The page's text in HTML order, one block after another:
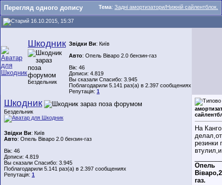
Тема: Задні амортизатори/Нижній сайлентблок.
Перегляд одного допису
16.10.2015, 15:37
Шкодник
Бездельник
Звідки Ви: Київ
Авто: Опель Віваро 2.0 бензин-газ
Вік: 46
Дописи: 4.819
Вы сказали Спасибо: 3.945
Поблагодарили 5.141 раз(а) в 2.397 сообщениях
Репутація: 1
Шкодник
Бездельник
Звідки Ви: Київ
Авто: Опель Віваро 2.0 бензин-газ
Вік: 46
Дописи: 4.819
Вы сказали Спасибо: 3.945
Поблагодарили 5.141 раз(а) в 2.397 сообщениях
Репутація: 1
На
резинки
Опель
газ.